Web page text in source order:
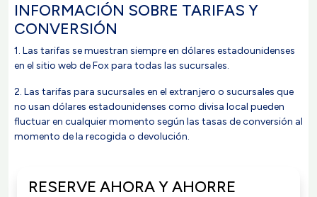
INFORMACIÓN SOBRE TARIFAS Y
CONVERSIÓN
1. Las tarifas se muestran siempre en dólares estadounidenses
en el sitio web de Fox para todas las sucursales.
2. Las tarifas para sucursales en el extranjero o sucursales que
no usan dólares estadounidenses como divisa local pueden
fluctuar en cualquier momento según las tasas de conversión al
momento de la recogida o devolución.
RESERVE AHORA Y AHORRE